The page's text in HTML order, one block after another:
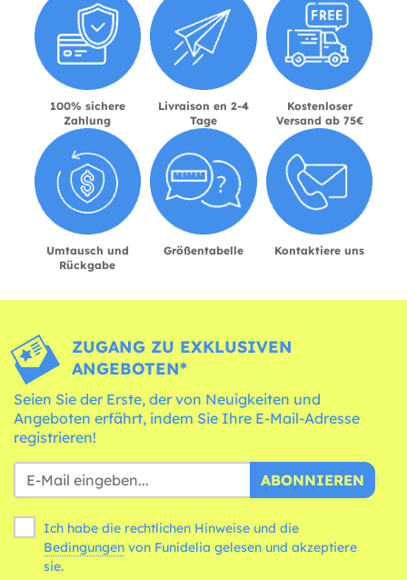
100% sichere
Zahlung
Livraison en 2-4
Tage
Kostenloser
Versand ab 75€
Umtausch und
Rückgabe
Größentabelle Kontaktiere uns
ZUGANG ZU EXKLUSIVEN
ANGEBOTEN*
Seien Sie der Erste, der von Neuigkeiten und
Angeboten erfährt, indem Sie Ihre E-Mail-Adresse
registrieren!
ABONNIEREN
Ich habe die rechtlichen Hinweise und die
Bedingungen
sie.